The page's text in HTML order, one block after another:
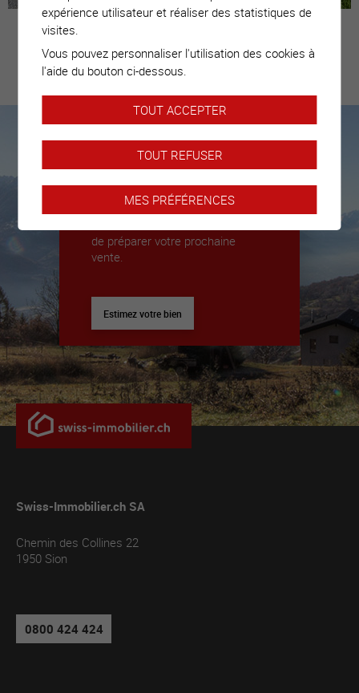
Estimez votre
bien
Nous sommes là pour vous
Nous déléguerons un expert pour
de préparer votre prochaine
vente.
Estimez votre bien
Swiss-Immobilier.ch SA
Chemin des Collines 22
1950 Sion
0800 424 424
expérience utilisateur et réaliser des statistiques de
visites.
Vous pouvez personnaliser l'utilisation des cookies à
l'aide du bouton ci-dessous.
TOUT ACCEPTER
TOUT REFUSER
MES PRÉFÉRENCES